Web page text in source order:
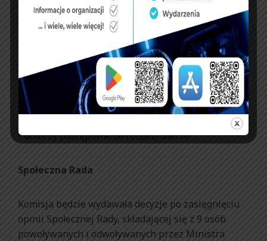
wpływ na jej rozstrzygnięcie;
• w razie, gdy decyzja reprywatyzacyjna wywołała
nieodwracalne skutki prawne, stwierdzi wydanie
tej decyzji z naruszeniem prawa i wskaże
okoliczności, z powodu których nie można jej
uchylić;
• umorzy postępowanie rozpoznawcze
Społeczna Rada
Komisja będzie wydawała decyzje po zasięgnięciu
opinii Społecznej Rady, składającej się z 9 osób
powoływanych i odwoływanych przez Ministra